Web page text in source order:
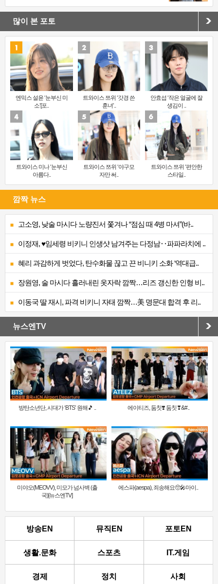
많이 본 포토
엔믹스 설윤 ‘눈부신 미
소’[포..
트와이스 쯔위 ‘갓경 쓴
훈녀’..
안효섭 ‘작은 얼굴에 잘
생김이 ..
트와이스 미나 ‘눈부신
아름다..
트와이스 쯔위 ‘야구모
자만 써..
트와이스 쯔위 ‘편안한
스타일..
깜짝 뉴스
고소영, 낮술 마시다 노량진서 쫓겨나 “점심 때 4병 마셔”(바..
이정재, ♥임세령 비키니 인생샷 남겨주는 다정남‥파파라치에 ..
혜리 과감하게 벗었다, 탄수화물 끊고 끈 비니키 소화 ‘역대급..
장원영, 술 마시다 흘러내린 옷자락 깜짝…리즈 갱신한 인형 비..
이동국 딸 재시, 파격 비키니 자태 깜짝…美 명문대 합격 후 리..
뉴스엔TV
방탄소년단, 시대가 ‘BTS’ 원해🎵 .. 에이티즈, 둠칫❣️ 둠칫❣&#..
미야오(MEOVV), 미모가 넘사벽 (출
국)[뉴스엔TV]
에스파(aespa), 죄송해요🥺🎤마이..
방송EN 뮤직EN 포토EN
생활.문화 스포츠 IT.게임
경제 정치 사회